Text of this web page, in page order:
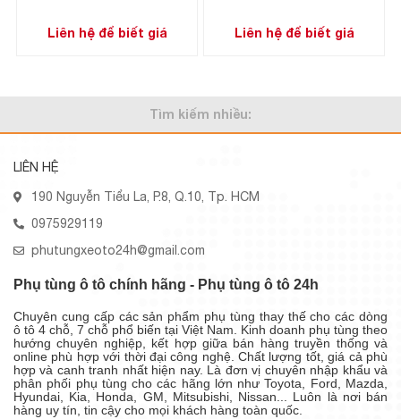
Liên hệ để biết giá Liên hệ để biết giá
Tìm kiếm nhiều:
LIÊN HỆ
190 Nguyễn Tiểu La, P.8, Q.10, Tp. HCM
0975929119
phutungxeoto24h@gmail.com
Phụ tùng ô tô chính hãng - Phụ tùng ô tô 24h
Chuyên cung cấp các sản phẩm phụ tùng thay thế cho các dòng
ô tô 4 chỗ, 7 chỗ phổ biến tại Việt Nam. Kinh doanh phụ tùng theo
hướng chuyên nghiệp, kết hợp giữa bán hàng truyền thống và
online phù hợp với thời đại công nghệ. Chất lượng tốt, giá cả phù
hợp và canh tranh nhất hiện nay. Là đơn vị chuyên nhập khẩu và
phân phối phụ tùng cho các hãng lớn như Toyota, Ford, Mazda,
Hyundai, Kia, Honda, GM, Mitsubishi, Nissan... Luôn là nơi bán
hàng uy tín, tin cậy cho mọi khách hàng toàn quốc.